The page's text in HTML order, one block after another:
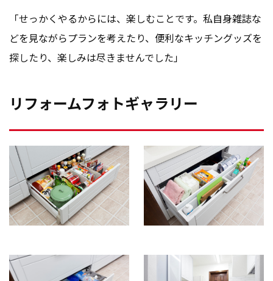
「せっかくやるからには、楽しむことです。私自身雑誌な
どを見ながらプランを考えたり、便利なキッチングッズを
探したり、楽しみは尽きませんでした」
リフォームフォトギャラリー